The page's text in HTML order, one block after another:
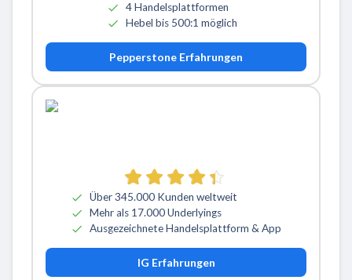
4 Handelsplattformen
Hebel bis 500:1 möglich
Pepperstone Erfahrungen
Über 345.000 Kunden weltweit
Mehr als 17.000 Underlyings
Ausgezeichnete Handelsplattform & App
IG Erfahrungen